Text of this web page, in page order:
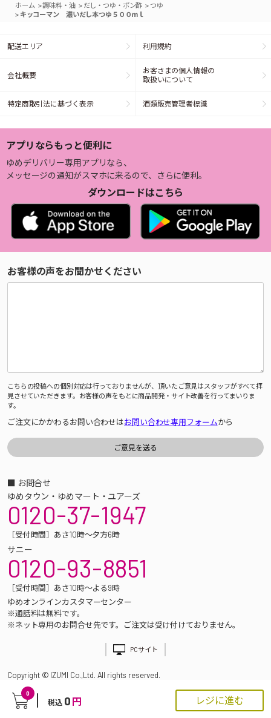
0
税込 0 円 レジに進む
ホーム >調味料・油 > だし・つゆ・ポン酢 > つゆ
> キッコーマン 濃いだし本つゆ５００ｍｌ
配送エリア 利用規約
会社概要
お客さまの個人情報の
取扱いについて
特定商取引法に基づく表示 酒類販売管理者標識
アプリならもっと便利に
ゆめデリバリー専用アプリなら、
メッセージの通知がスマホに来るので、さらに便利。
ダウンロードはこちら
お客様の声をお聞かせください
こちらの投稿への個別対応は行っておりませんが、頂いたご意見はスタッフがすべて拝
見させていただきます。お客様の声をもとに商品開発・サイト改善を行ってまいりま
す。
ご注文にかかわるお問い合わせはお問い合わせ専用フォームから
■ お問合せ
ゆめタウン・ゆめマート・ユアーズ
0120-37-1947
［受付時間］あさ10時～夕方6時
サニー
0120-93-8851
［受付時間］あさ10時～よる9時
ゆめオンラインカスタマーセンター
※通話料は無料です。
※ネット専用のお問合せ先です。ご注文は受け付けておりません。
PCサイト
Copyright © IZUMI Co.,Ltd. All rights reserved.